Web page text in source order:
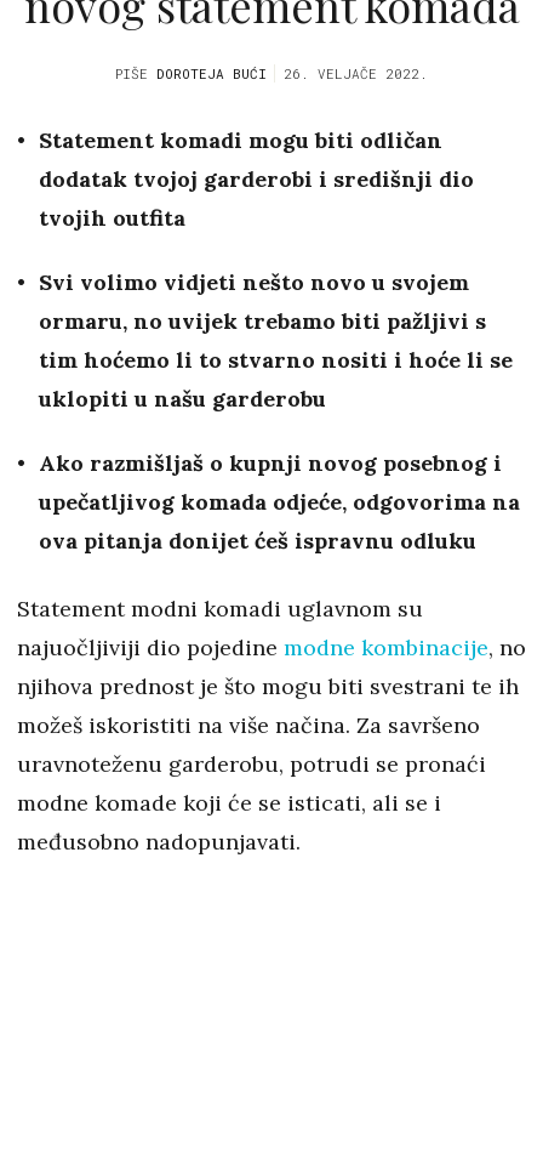
PIŠE DOROTEJA BUĆI 26. VELJAČE 2022.
Statement komadi mogu biti odličan
dodatak tvojoj garderobi i središnji dio
tvojih outfita
Svi volimo vidjeti nešto novo u svojem
ormaru, no uvijek trebamo biti pažljivi s
tim hoćemo li to stvarno nositi i hoće li se
uklopiti u našu garderobu
Ako razmišljaš o kupnji novog posebnog i
upečatljivog komada odjeće, odgovorima na
ova pitanja donijet ćeš ispravnu odluku
Statement modni komadi uglavnom su
najuočljiviji dio pojedine modne kombinacije, no
njihova prednost je što mogu biti svestrani te ih
možeš iskoristiti na više načina. Za savršeno
uravnoteženu garderobu, potrudi se pronaći
modne komade koji će se isticati, ali se i
međusobno nadopunjavati.